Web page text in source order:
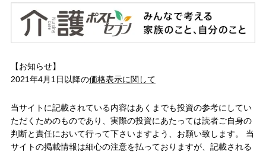
【お知らせ】
2021年4月1日以降の価格表示に関して
当サイトに記載されている内容はあくまでも投資の参考にしてい
ただくためのものであり、実際の投資にあたっては読者ご自身の
判断と責任において行って下さいますよう、お願い致します。 当
サイトの掲載情報は細心の注意を払っておりますが、記載される